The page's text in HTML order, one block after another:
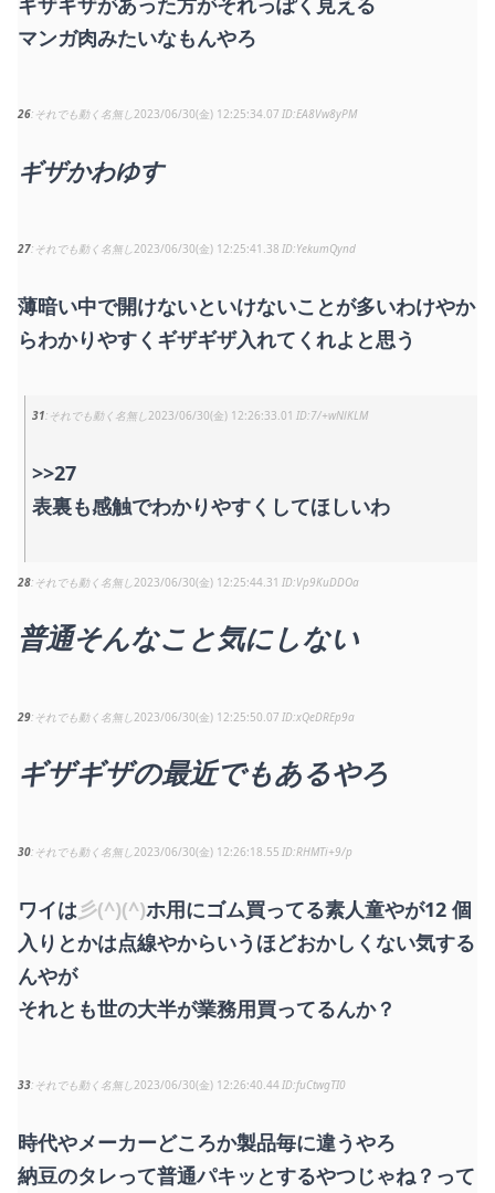
マンガ肉みたいなもんやろ
26 それでも動く名無し2023/06/30(金) 12:25:34.07 EA8Vw8yPM
ギザかわゆす
27 それでも動く名無し2023/06/30(金) 12:25:41.38 YekumQynd
薄暗い中で開けないといけないことが多いわけやか
らわかりやすくギザギザ入れてくれよと思う
31 それでも動く名無し2023/06/30(金) 12:26:33.01 7/+wNlKLM
>>27
表裏も感触でわかりやすくしてほしいわ
28 それでも動く名無し2023/06/30(金) 12:25:44.31 Vp9KuDDOa
普通そんなこと気にしない
29 それでも動く名無し2023/06/30(金) 12:25:50.07 xQeDREp9a
ギザギザの最近でもあるやろ
30 それでも動く名無し2023/06/30(金) 12:26:18.55 RHMTi+9/p
ワイは彡(^)(^)ホ用にゴム買ってる素人童やが12 個
入りとかは点線やからいうほどおかしくない気する
んやが
それとも世の大半が業務用買ってるんか？
33 それでも動く名無し2023/06/30(金) 12:26:40.44 fuCtwgTI0
時代やメーカーどころか製品毎に違うやろ
納豆のタレって普通パキッとするやつじゃね？って